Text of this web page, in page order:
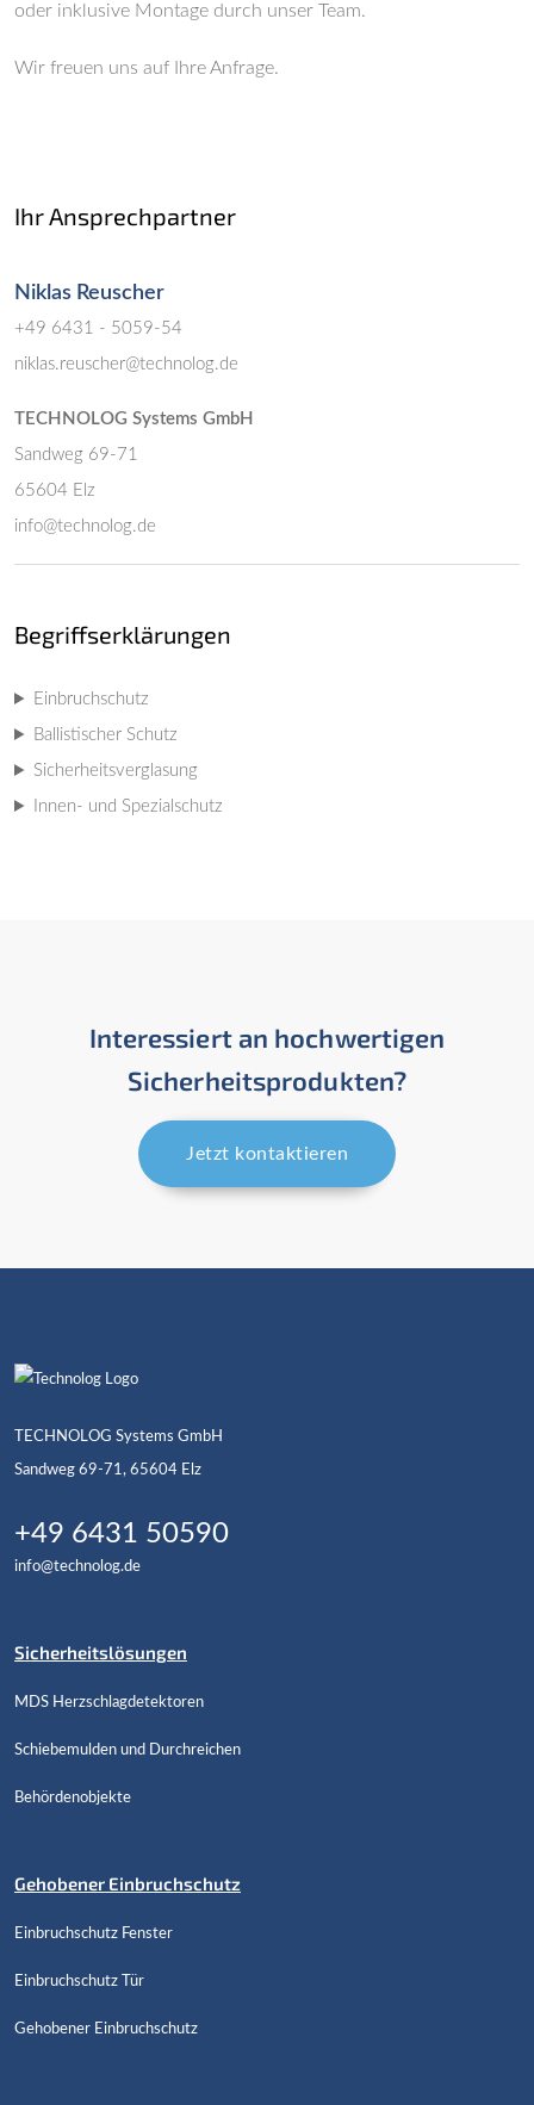
oder inklusive Montage durch unser Team.
Wir freuen uns auf Ihre Anfrage.
Ihr Ansprechpartner
Niklas Reuscher
+49 6431 - 5059-54
niklas.reuscher@technolog.de
TECHNOLOG Systems GmbH
Sandweg 69-71
65604 Elz
info@technolog.de
Begriffserklärungen
Einbruchschutz
Ballistischer Schutz
Sicherheitsverglasung
Innen- und Spezialschutz
Interessiert an hochwertigen
Sicherheitsprodukten?
Jetzt kontaktieren
TECHNOLOG Systems GmbH
Sandweg 69-71, 65604 Elz
+49 6431 50590
info@technolog.de
Sicherheitslösungen
MDS Herzschlagdetektoren
Schiebemulden und Durchreichen
Behördenobjekte
Gehobener Einbruchschutz
Einbruchschutz Fenster
Einbruchschutz Tür
Gehobener Einbruchschutz